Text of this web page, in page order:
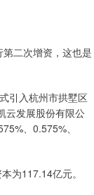
二次增资，这也是
引入杭州市拱墅区
云发展股份有限公
、0.575%、
为117.14亿元。